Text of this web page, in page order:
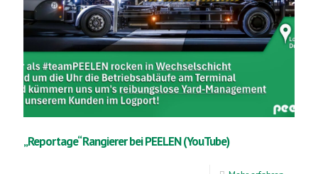
„Reportage“ Rangierer bei PEELEN (YouTube)